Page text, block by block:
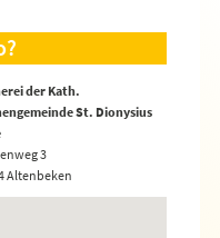
der Kath.
St. Dionysius
3
Altenbeken